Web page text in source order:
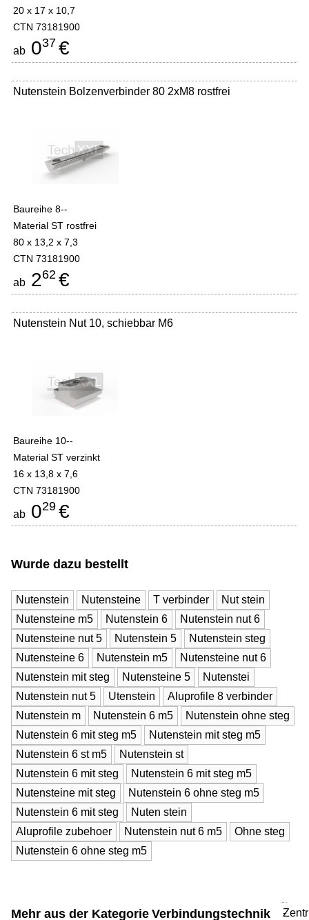
20 x 17 x 10,7
CTN 73181900
ab 037 €
Nutenstein Bolzenverbinder 80 2xM8 rostfrei
Baureihe 8--
Material ST rostfrei
80 x 13,2 x 7,3
CTN 73181900
ab 262 €
Nutenstein Nut 10, schiebbar M6
Baureihe 10--
Material ST verzinkt
16 x 13,8 x 7,6
CTN 73181900
ab 029 €
Wurde dazu bestellt
Nutenstein Nutensteine T verbinder
Nut stein
Nutensteine m5
Nutenstein 6
Nutenstein nut 6
Nutensteine nut 5
Nutenstein 5
Nutenstein steg
Nutensteine 6
Nutenstein m5
Nutensteine nut 6
Nutenstein mit steg
Nutensteine 5
Nutenstei
Nutenstein nut 5
Utenstein
Aluprofile 8 verbinder
Nutenstein m
Nutenstein 6 m5
Nutenstein ohne steg
Nutenstein 6 mit steg m5
Nutenstein mit steg m5
Nutenstein 6 st m5
Nutenstein st
Nutenstein 6 mit steg
Nutenstein 6 mit steg m5
Nutensteine mit steg
Nutenstein 6 ohne steg m5
Nutenstein 6 mit steg
Nuten stein
Aluprofile zubehoer
Nutenstein nut 6 m5
Ohne steg
Nutenstein 6 ohne steg m5
Mehr aus der Kategorie Verbindungstechnik -